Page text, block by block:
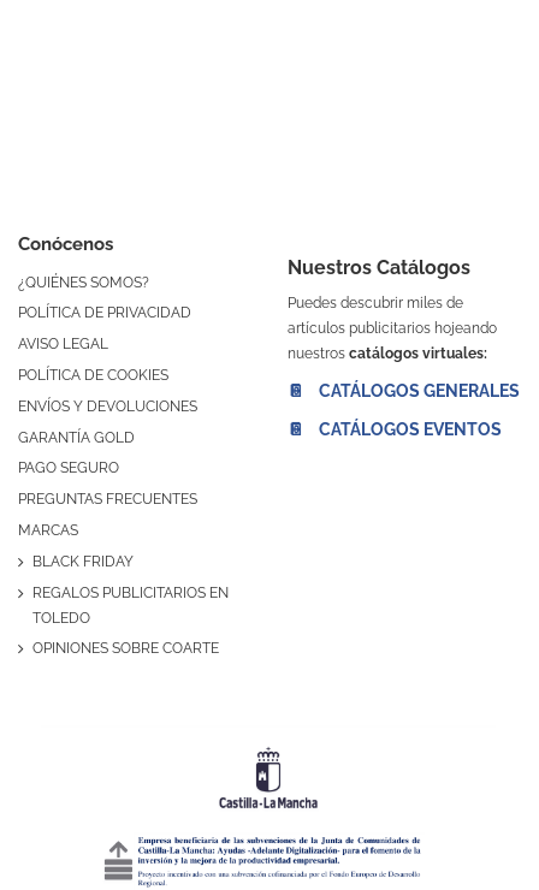
Conócenos
¿QUIÉNES SOMOS?
POLÍTICA DE PRIVACIDAD
AVISO LEGAL
POLÍTICA DE COOKIES
ENVÍOS Y DEVOLUCIONES
GARANTÍA GOLD
PAGO SEGURO
PREGUNTAS FRECUENTES
MARCAS
BLACK FRIDAY
REGALOS PUBLICITARIOS EN
TOLEDO
OPINIONES SOBRE COARTE
Nuestros Catálogos
Puedes descubrir miles de
artículos publicitarios hojeando
nuestros catálogos virtuales:
📔 CATÁLOGOS GENERALES
📔 CATÁLOGOS EVENTOS